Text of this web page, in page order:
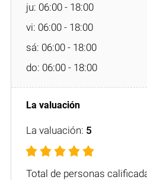
ju: 06:00 - 18:00
vi: 06:00 - 18:00
sá: 06:00 - 18:00
do: 06:00 - 18:00
La valuación: 5
Total de personas